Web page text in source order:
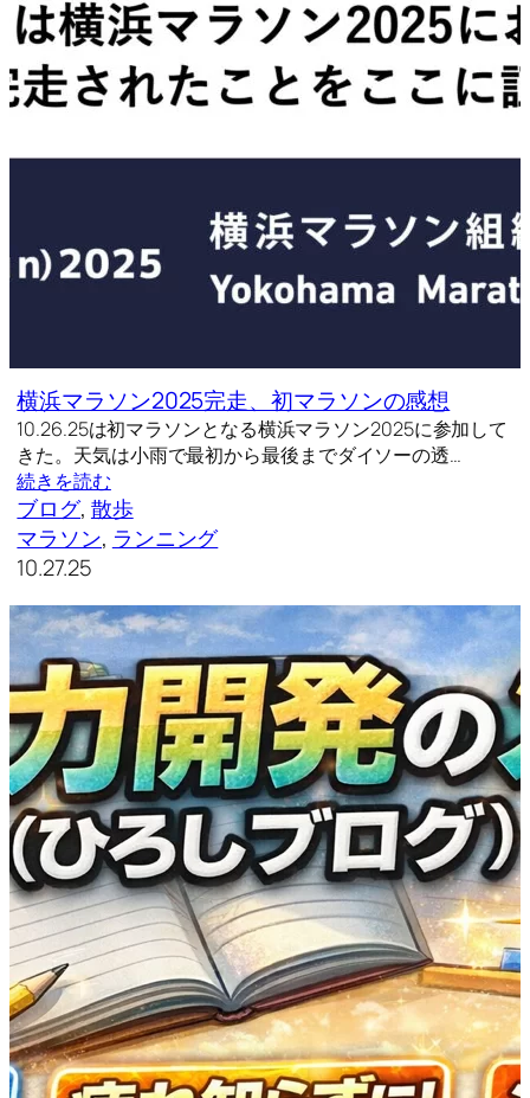
横浜マラソン2025完走、初マラソンの感想
10.26.25は初マラソンとなる横浜マラソン2025に参加して
きた。天気は小雨で最初から最後までダイソーの透…
続きを読む
ブログ, 散歩
マラソン, ランニング
10.27.25